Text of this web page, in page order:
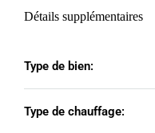
Détails supplémentaires
Type de bien:
Type de chauffage: